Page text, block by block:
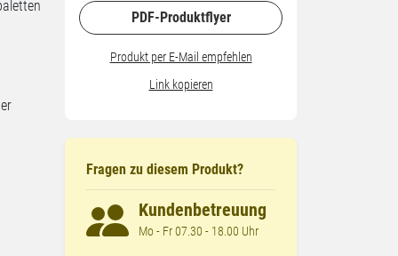
PDF-Produktflyer
Produkt per E-Mail empfehlen
Link kopieren
Fragen zu diesem Produkt?
Kundenbetreuung
Mo - Fr 07.30 - 18.00 Uhr